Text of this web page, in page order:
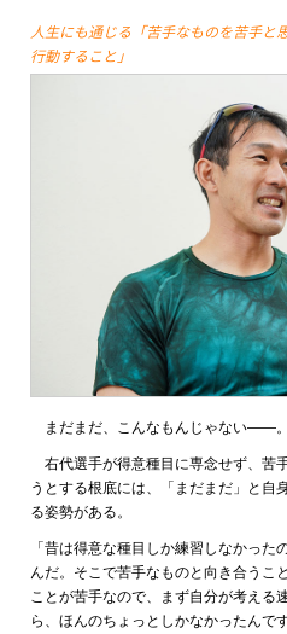
人生にも通じる「苦手なものを苦手と
行動すること」
まだまだ、こんなもんじゃない——。
右代選手が得意種目に専念せず、苦
うとする根底には、「まだまだ」と自
る姿勢がある。
「昔は得意な種目しか練習しなかっ
んだ。そこで苦手なものと向き合うこ
ことが苦手なので、まず自分が考える
ら、ほんのちょっとしかなかったんで